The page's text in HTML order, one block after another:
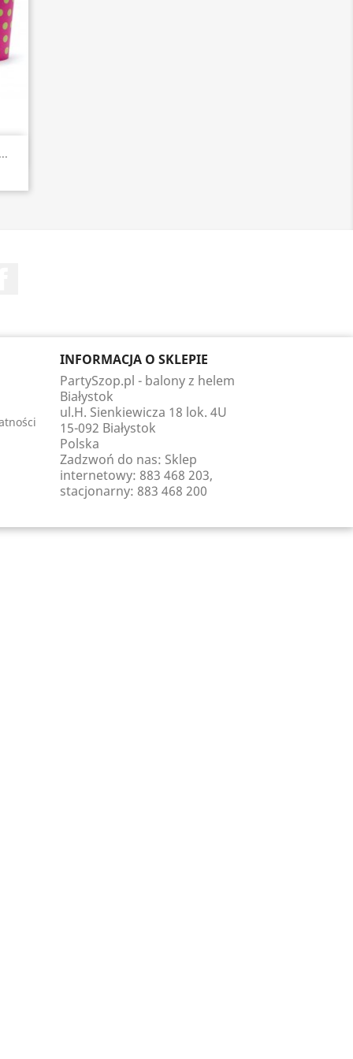
INFORMACJA O SKLEPIE
PartySzop.pl - balony z helem
Białystok
ul.H. Sienkiewicza 18 lok. 4U
15-092 Białystok
Polska
Zadzwoń do nas: Sklep
internetowy: 883 468 203,
stacjonarny: 883 468 200